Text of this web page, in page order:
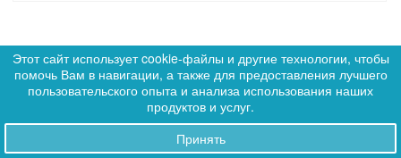
0
Артикул: 339181 + Подарок
Этот сайт использует cookie-файлы и другие технологии, чтобы
помочь Вам в навигации, а также для предоставления лучшего
пользовательского опыта и анализа использования наших
продуктов и услуг.
Принять